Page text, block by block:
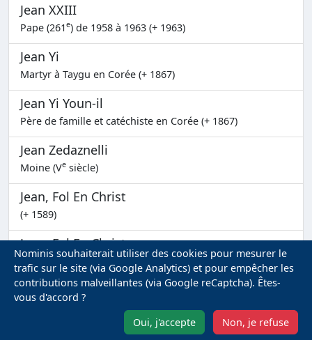
Jean XXIII
Pape (261e) de 1958 à 1963 (+ 1963)
Jean Yi
Martyr à Taygu en Corée (+ 1867)
Jean Yi Youn-il
Père de famille et catéchiste en Corée (+ 1867)
Jean Zedaznelli
Moine (Ve siècle)
Jean, Fol En Christ
(+ 1589)
Jean, Fol En Christ
(+ 1494)
John Houghton et ses compagnons
Martyrs en Angleterre (+ 1535)
Odoardo Focherini
Nominis souhaiterait utiliser des cookies pour mesurer le
trafic sur le site (via Google Analytics) et pour empêcher les
contributions malveillantes (via Google reCaptcha). Êtes-
vous d'accord ?
Oui, j'accepte
Non, je refuse